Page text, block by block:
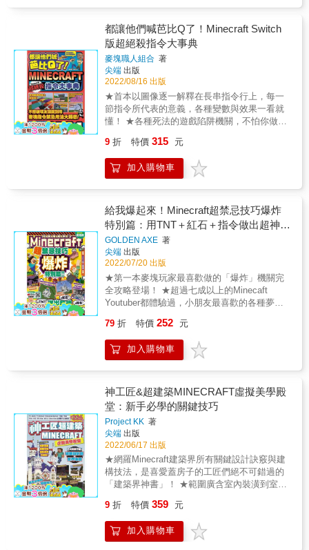
小朋友的大腦思維，而在他安靜地看書解題當
時間。 【訓練要點】 #邏輯分析 #專注力 #觀
察力 #手眼協調 #數字 #顏色認知 #英文字詞 #
中文成語 【書籍資訊】 ◎適合國小中、低年級
方，莫過於「深淵生態域」的新增內容。這個
從地表上完全看不出生成跡象的區域，讓各位
麥塊探險家只能隨機性撞見。就算幸運地遇上
了，因為連區域大小都是隨機，很有可能就只
是小小的一片，以致於探險家們最夢寐以求想
看到的「遠古城市」出現的機率又更低了！這
麼一塊神秘的地帶，今天就讓本書帶著你一同
進行從地貌、生物、資源等一連串的完整介
紹！ & ◎伏聆振測器帶來革命性的設計 這個在
之前只能用指令叫出來的方塊，到1.19終於實
塊設計界從此正式進入革命性的聲控創新階
段。究竟這個方塊可以激發出怎樣的點子？就
讓本書拋磚引玉，以實際案例來點燃各位的設
都讓他們喊芭比Q了！Minecraft Switch
版超絕殺指令大事典
麥塊職人組合 著
尖端 出版
2022/08/16 出版
★首本以圖像逐一解釋在長串指令行上，每一
節指令所代表的意義，各種變數與效果一看就
懂！ ★各種死法的遊戲陷阱機關，不怕你做不
令方塊是Minecraft之所以稱冠於PC遊戲市場的
原因之一 若說種類豐富可自由堆疊的方塊是
Minecraft的身體的話，那麼指令與指令方塊可
方塊，我們可以賜與物件靈魂，讓它動起來。
所以現有的麥塊創造者大多可分為很會蓋建築
物件的「建築師」， 與很會利用紅石和指令與
指令方塊的「工程師」，本書所要教導的就是
「工程師」這一塊。 ◎其實只要逐項解析，長
串指令不難懂 也跟其他程式語言一樣，麥塊的
指令串也是由英數符號所組成的。有些指令串
非常短，如/tp等，但有些則是非常地長且複
雜。 本書為了讓讀者了解機關內的指令串功
能，特以圖片解析的方式，對指令串上每一項
也能讓讀者自己嘗試更改參數，看看參數大小
與對應效果之間的關係，進而體驗程式語言當
中的醍醐味。 ◎豐富有趣的作品機關，讀者也
用紅石迴路建造的靶場太佔空間、管理起來又
麻煩嗎?那就改用指令做一個外觀既輕小、功能
又更加強大的移動標靶射擊場吧! 2. 還在用密碼
鎖嗎?來點新潮的玩意吧!搭配指令可以做出更
有酷炫外觀的拼圖鎖哦!也可以改裝成道具鎖呢!
3. 有看過老虎機上讓人眼花撩亂的圖片嗎?在遊
戲中也能藉由指令讓方塊以相同的速度快速變
動哦!能正確讓相同方塊連成一線嗎? 4. 你看過
勢呢?換個思路吧!這裡出現的123木頭人，鬼才
是那個被追到精神分裂的弱者哦! 5. 武俠片中常
出現的輕功水上漂是相當有趣演出效果，在遊
戲中，只需要簡單的指令就能做出來了呢!
9 折 特價 315 元
加入購物車
給我爆起來！Minecraft超禁忌技巧爆炸
特別篇：用TNT＋紅石＋指令做出超神連
鎖爆炸機關
GOLDEN AXE 著
尖端 出版
2022/07/20 出版
★第一本麥塊玩家最喜歡做的「爆炸」機關完
全攻略登場！ ★超過七成以上的Minecaft
Youtuber都體驗過，小朋友最喜歡的各種夢幻
從最基本的TNT爆炸開始，到超人氣使用指令
方塊和紅石的連鎖技巧全部大公開！ & 說到麥
塊玩家最喜歡的方塊和機關，前三名一定有
友進到自己精心設計的爆炸陷阱裡才過癮啊～
那麼今天你的機會來了！ & 本書將麥塊玩家最
喜歡的各種爆炸機關集結成冊，不管是自動
爆、陷阱爆、延遲爆、連環爆等你所想得到和
想不到的爆炸機關，這本全都有！只要看書一
步一步做，一定做得出來，暑假就在家做麥塊
爆炸機關，享受既安全又爽快的爆炸樂趣！但
是要小心別讓電腦當機了喔！ &
79 折 特價 252 元
加入購物車
神工匠&超建築MINECRAFT虛擬美學殿
堂：新手必學的關鍵技巧
Project KK 著
尖端 出版
2022/06/17 出版
★網羅Minecraft建築界所有關鍵設計訣竅與建
構技法，是喜愛蓋房子的工匠們絕不可錯過的
「建築界神書」！ ★範圍廣含室內裝潢到室外
俱全！ ★從基礎的幾何組合，到進階的樑柱構
造形塑，從概觀的色系搭配到細部的紋路雕
飾，深入淺出指引麥塊建築美學要點，是你探
9 折 特價 359 元
加入購物車